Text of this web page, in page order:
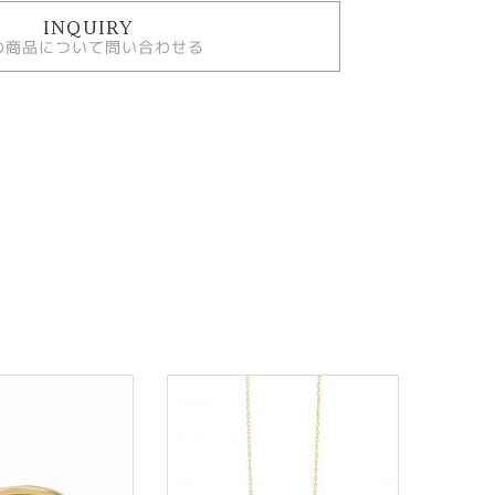
INQUIRY
商品について問い合わせる